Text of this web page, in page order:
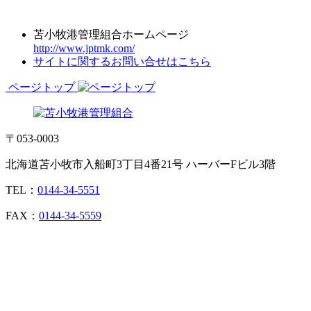
苫小牧港管理組合ホームページ
http://www.jptmk.com/
サイトに関するお問い合せはこちら
ページトップ
〒053-0003
北海道苫小牧市入船町3丁目4番21号 ハーバーFビル3階
TEL： 0144-34-5551
FAX： 0144-34-5559